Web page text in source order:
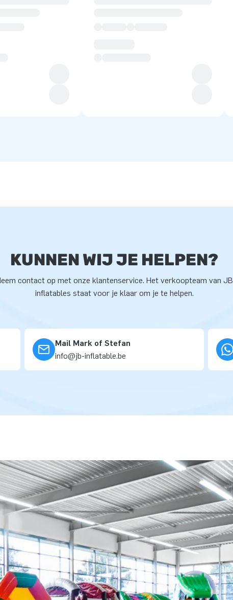
KUNNEN WIJ JE HELPEN?
contact op met onze klantenservice. Het verkoopteam van JB
inflatables staat voor je klaar om je te helpen.
Mail Mark of Stefan
info@jb-inflatable.be